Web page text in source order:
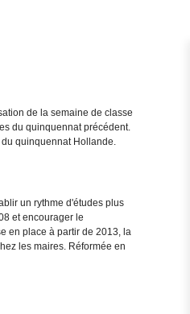
de la semaine de classe
du quinquennat précédent.
quinquennat Hollande.
un rythme d'études plus
et encourager le
en place à partir de 2013, la
les maires. Réformée en